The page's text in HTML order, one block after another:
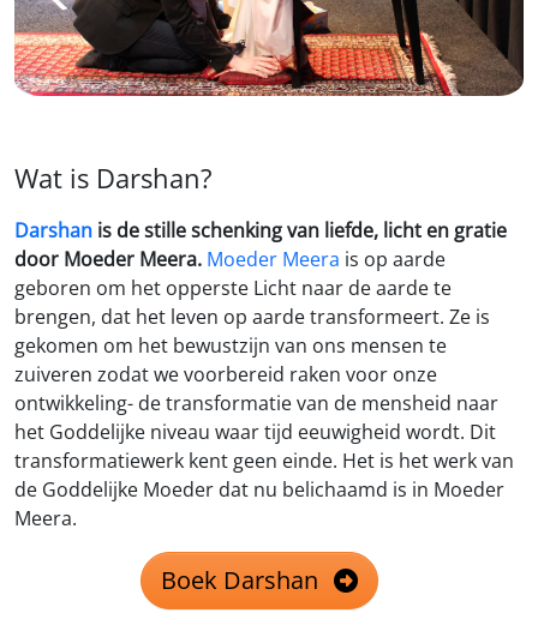
Wat is Darshan?
Darshan is de stille schenking van liefde, licht en gratie
door Moeder Meera. Moeder Meera is op aarde
geboren om het opperste Licht naar de aarde te
brengen, dat het leven op aarde transformeert. Ze is
gekomen om het bewustzijn van ons mensen te
zuiveren zodat we voorbereid raken voor onze
ontwikkeling- de transformatie van de mensheid naar
het Goddelijke niveau waar tijd eeuwigheid wordt. Dit
transformatiewerk kent geen einde. Het is het werk van
de Goddelijke Moeder dat nu belichaamd is in Moeder
Meera.
Boek Darshan